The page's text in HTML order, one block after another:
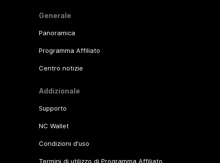
Generale
Panoramica
Programma Affiliato
Centro notizie
Addizionale
Supporto
NC Wallet
Condizioni d'uso
Termini di utilizzo di Programma Affiliato